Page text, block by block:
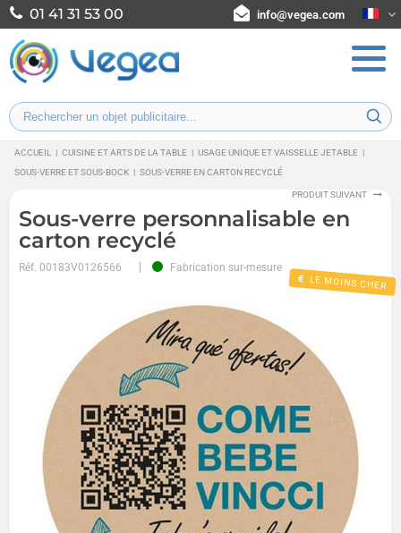
01 41 31 53 00 info@vegea.com
ACCUEIL | CUISINE ET ARTS DE LA TABLE | USAGE UNIQUE ET VAISSELLE JETABLE |
SOUS-VERRE ET SOUS-BOCK | SOUS-VERRE EN CARTON RECYCLÉ
PRODUIT SUIVANT
Sous-verre personnalisable en
carton recyclé
Réf.00183V0126566 Fabrication sur-mesure
LE MOINS CHER